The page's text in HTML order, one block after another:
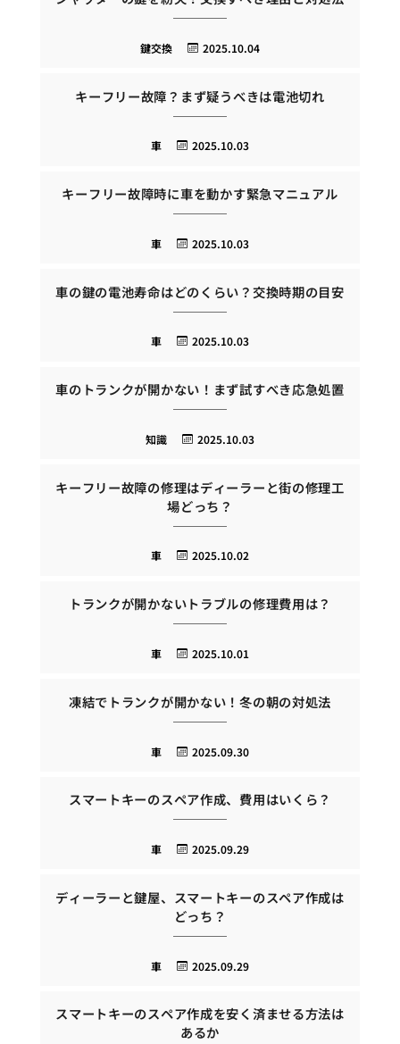
2025.10.04
鍵交換
キーフリー故障？まず疑うべきは電池切れ
2025.10.03
車
キーフリー故障時に車を動かす緊急マニュアル
2025.10.03
車
車の鍵の電池寿命はどのくらい？交換時期の目安
2025.10.03
車
車のトランクが開かない！まず試すべき応急処置
2025.10.03
知識
キーフリー故障の修理はディーラーと街の修理工
場どっち？
2025.10.02
車
トランクが開かないトラブルの修理費用は？
2025.10.01
車
凍結でトランクが開かない！冬の朝の対処法
2025.09.30
車
スマートキーのスペア作成、費用はいくら？
2025.09.29
車
ディーラーと鍵屋、スマートキーのスペア作成は
どっち？
2025.09.29
車
スマートキーのスペア作成を安く済ませる方法は
あるか